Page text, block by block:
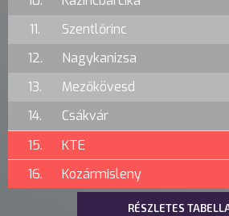
11.
Szentlőrinc
12.
Nagykanizsa
13.
Mezőkövesd
14.
Csákvár
15.
KTE
16.
Kozármisleny
RÉSZLETES